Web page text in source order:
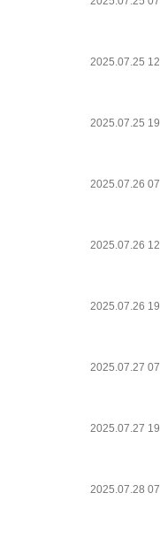
2025.07.25
2025.07.25
2025.07.26
2025.07.26
2025.07.26
2025.07.27
2025.07.27
2025.07.28